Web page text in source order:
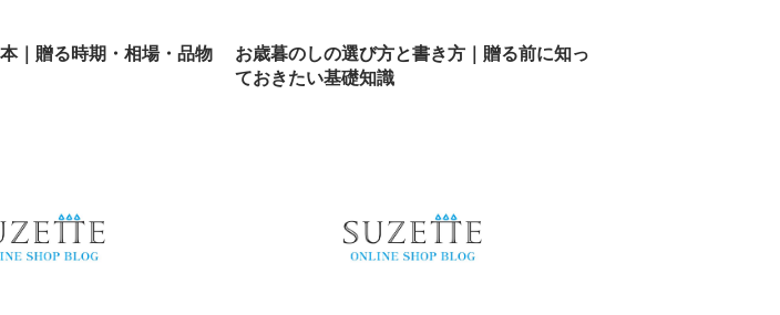
｜贈る時期・相場・品物
お歳暮のしの選び方と書き方｜贈る前に知っ
ておきたい基礎知識